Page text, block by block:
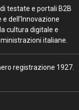
testate e portali B2B
dell’Innovazione
cultura digitale e
italiane.
registrazione 1927.